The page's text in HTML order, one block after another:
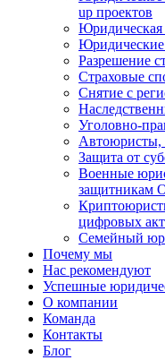
up проектов
Юридическая
Разрешение
Страховые
Снятие с
Уголовно-
Автоюристы,
Защита от
Военные
защитникам
цифровых
Семейный
Почему мы
Нас рекомендуют
Успешные
О компании
Команда
Контакты
Блог